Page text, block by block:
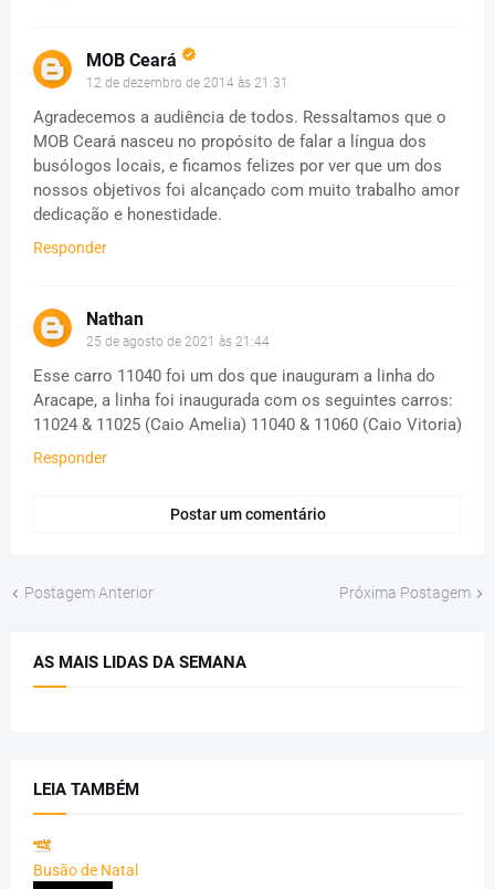
MOB Ceará
12 de dezembro de 2014 às 21:31
Agradecemos a audiência de todos. Ressaltamos que o
MOB Ceará nasceu no propósito de falar a língua dos
busólogos locais, e ficamos felizes por ver que um dos
nossos objetivos foi alcançado com muito trabalho amor
dedicação e honestidade.
Responder
Nathan
25 de agosto de 2021 às 21:44
Esse carro 11040 foi um dos que inauguram a linha do
Aracape, a linha foi inaugurada com os seguintes carros:
11024 & 11025 (Caio Amelia) 11040 & 11060 (Caio Vitoria)
Responder
Postar um comentário
Postagem Anterior Próxima Postagem
AS MAIS LIDAS DA SEMANA
LEIA TAMBÉM
Busão de Natal